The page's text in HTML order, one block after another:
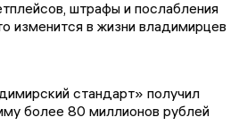
штрафы и послабления
изменится в жизни владимирцев
стандарт» получил
более 80 миллионов рублей